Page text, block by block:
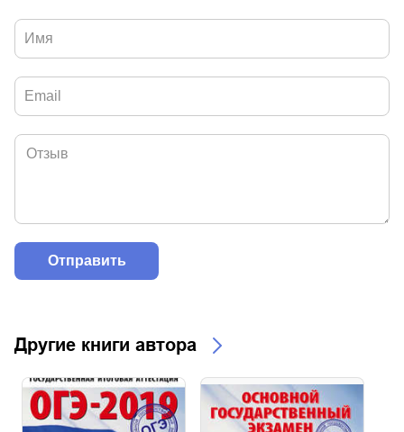
Другие книги автора